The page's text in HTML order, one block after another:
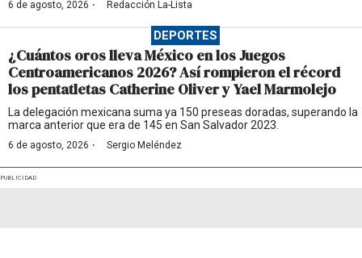
6 de agosto, 2026 · Redacción La-Lista
DEPORTES
¿Cuántos oros lleva México en los Juegos
Centroamericanos 2026? Así rompieron el récord
los pentatletas Catherine Oliver y Yael Marmolejo
La delegación mexicana suma ya 150 preseas doradas, superando la
marca anterior que era de 145 en San Salvador 2023.
6 de agosto, 2026 · Sergio Meléndez
PUBLICIDAD